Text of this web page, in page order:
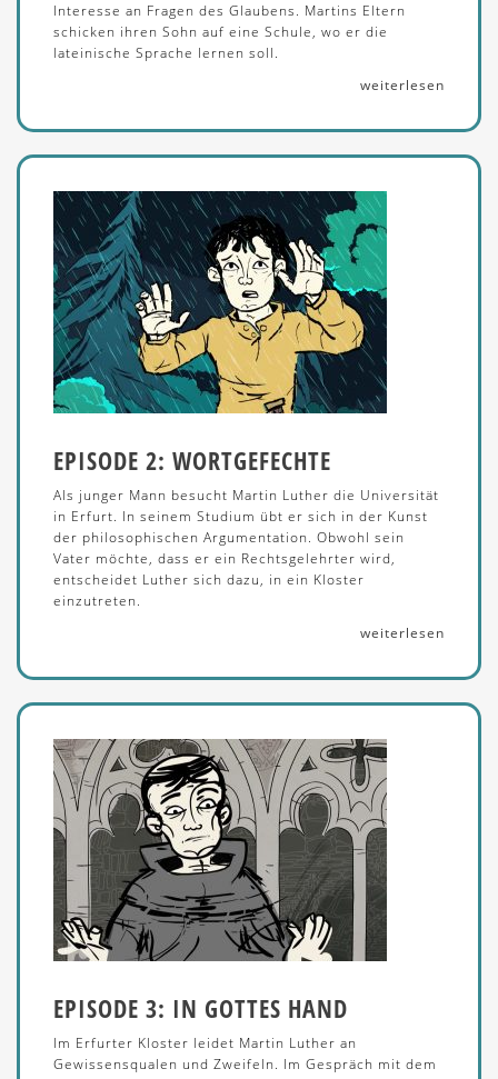
Interesse an Fragen des Glaubens. Martins Eltern
schicken ihren Sohn auf eine Schule, wo er die
lateinische Sprache lernen soll.
weiterlesen
EPISODE 2: WORTGEFECHTE
Als junger Mann besucht Martin Luther die Universität
in Erfurt. In seinem Studium übt er sich in der Kunst
der philosophischen Argumentation. Obwohl sein
Vater möchte, dass er ein Rechtsgelehrter wird,
entscheidet Luther sich dazu, in ein Kloster
einzutreten.
weiterlesen
EPISODE 3: IN GOTTES HAND
Im Erfurter Kloster leidet Martin Luther an
Gewissensqualen und Zweifeln. Im Gespräch mit dem